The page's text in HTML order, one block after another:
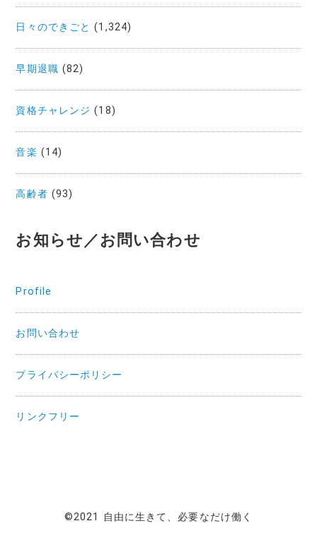
日々のできごと (1,324)
早期退職 (82)
資格チャレンジ (18)
音楽 (14)
高齢者 (93)
お知らせ／お問い合わせ
Profile
お問い合わせ
プライバシーポリシー
リンクフリー
©2021 自由に生きて、必要なだけ働く